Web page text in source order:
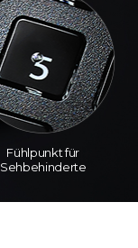
Fühlpunkt für
Sehbehinderte